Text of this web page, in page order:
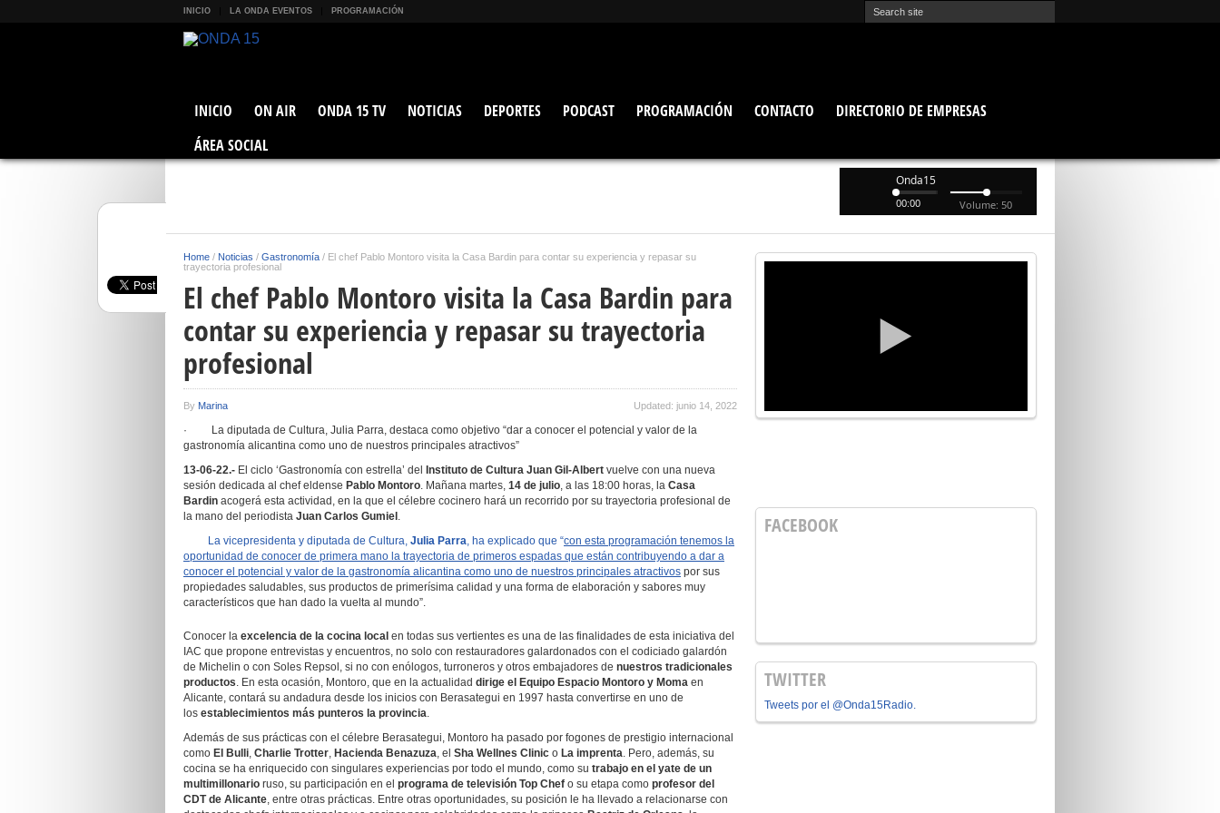
INICIO LA ONDA EVENTOS PROGRAMACIÓN
INICIO ON AIR ONDA 15 TV NOTICIAS DEPORTES PODCAST PROGRAMACIÓN CONTACTO
DIRECTORIO DE EMPRESAS
ÁREA SOCIAL
Onda15
00:00 Volume: 50
Home / Noticias / Gastronomía / El chef Pablo Montoro visita la Casa Bardin para contar su experiencia y repasar su
trayectoria profesional
El chef Pablo Montoro visita la Casa Bardin para
contar su experiencia y repasar su trayectoria
profesional
By Marina Updated: junio 14, 2022
· La diputada de Cultura, Julia Parra, destaca como objetivo “dar a conocer el potencial y valor de la
gastronomía alicantina como uno de nuestros principales atractivos”
13-06-22.- El ciclo ‘Gastronomía con estrella’ del Instituto de Cultura Juan Gil-Albert vuelve con una nueva
sesión dedicada al chef eldense Pablo Montoro. Mañana martes, 14 de julio, a las 18:00 horas, la Casa
Bardin acogerá esta actividad, en la que el célebre cocinero hará un recorrido por su trayectoria profesional de
la mano del periodista Juan Carlos Gumiel .
La vicepresidenta y diputada de Cultura, Julia Parra, ha explicado que “con esta programación tenemos la
oportunidad de conocer de primera mano la trayectoria de primeros espadas que están contribuyendo a dar a
conocer el potencial y valor de la gastronomía alicantina como uno de nuestros principales atractivos por sus
propiedades saludables, sus productos de primerísima calidad y una forma de elaboración y sabores muy
característicos que han dado la vuelta al mundo”.
Conocer la excelencia de la cocina local en todas sus vertientes es una de las finalidades de esta iniciativa del
IAC que propone entrevistas y encuentros, no solo con restauradores galardonados con el codiciado galardón
de Michelin o con Soles Repsol, si no con enólogos, turroneros y otros embajadores de nuestros tradicionales
productos. En esta ocasión, Montoro, que en la actualidad dirige el Equipo Espacio Montoro y Moma en
Alicante, contará su andadura desde los inicios con Berasategui en 1997 hasta convertirse en uno de
los establecimientos más punteros la provincia.
Además de sus prácticas con el célebre Berasategui, Montoro ha pasado por fogones de prestigio internacional
como El Bulli, Charlie Trotter, Hacienda Benazuza, el Sha Wellnes Clinic o La imprenta. Pero, además, su
cocina se ha enriquecido con singulares experiencias por todo el mundo, como su trabajo en el yate de un
multimillonario ruso, su participación en el programa de televisión Top Chef o su etapa como profesor del
CDT de Alicante, entre otras prácticas. Entre otras oportunidades, su posición le ha llevado a relacionarse con
FACEBOOK
TWITTER
Tweets por el @Onda15Radio.